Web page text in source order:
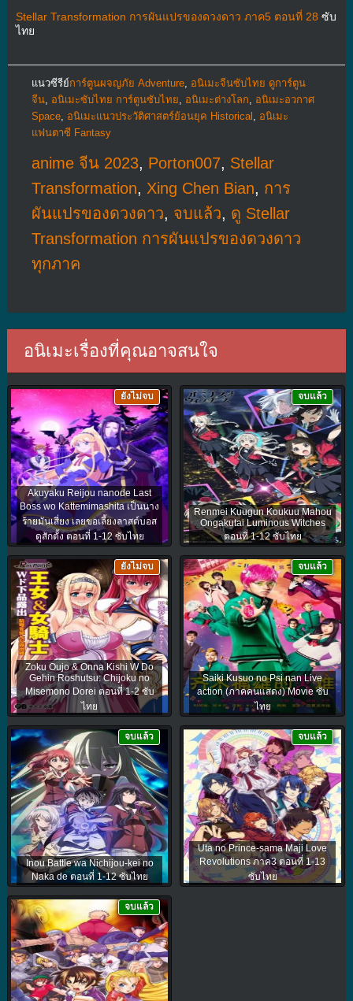
Stellar Transformation การผันแปรของดวงดาว ภาค5 ตอนที่ 28 ซับ
ไทย
แนวซีรีย์การ์ตูนผจญภัย Adventure, อนิเมะจีนซับไทย ดูการ์ตูน
จีน, อนิเมะซับไทย การ์ตูนซับไทย อนิเมะต่างโลก
อนิเมะอวกาศ
Space, อนิเมะแนวประวัติศาสตร์ย้อนยุค Historical
อนิเมะ
แฟนตาซี Fantasy
anime จีน 2023, Porton007, Stellar
Transformation, Xing Chen Bian, การ
ผันแปรของดวงดาว, จบแล้ว, ดู Stellar
Transformation การผันแปรของดวงดาว
ทุกภาค
อนิเมะเรื่องที่คุณอาจสนใจ
Akuyaku Reijou nanode Last
Boss wo Kattemimashita เป็นนาง
ร้ายมันเสี่ยง เลยขอเลี้ยงลาสต์บอส
ดูสักตั้ง ตอนที่ 1-12 ซับไทย
ยังไม่จบ
Renmei Kuugun Koukuu Mahou
Ongakutai Luminous Witches
ตอนที่ 1-12 ซับไทย
จบแล้ว
Zoku Oujo & Onna Kishi W Do
Gehin Roshutsu: Chijoku no
Misemono Dorei ตอนที่ 1-2 ซับ
ไทย
ยังไม่จบ
Saiki Kusuo no Psi nan Live
action (ภาคคนแสดง) Movie ซับ
ไทย
จบแล้ว
Inou Battle wa Nichijou-kei no
Naka de ตอนที่ 1-12 ซับไทย
จบแล้ว
Uta no Prince-sama Maji Love
Revolutions ภาค3 ตอนที่ 1-13
ซับไทย
จบแล้ว
จบแล้ว